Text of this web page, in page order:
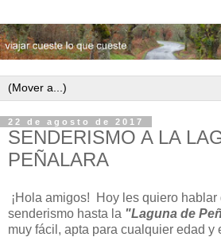
22 de agosto de 2017
SENDERISMO A LA
PEÑALARA
¡Hola amigos! Hoy les quiero
senderismo hasta la "Laguna de
muy fácil, apta para cualquier edad y